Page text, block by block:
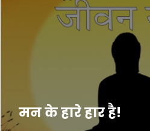
मन के हारे हार है!